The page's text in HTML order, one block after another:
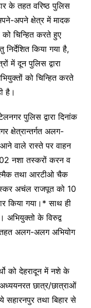
के तहत वरिष्ठ पुलिस
अपने क्षेत्र में मादक
को चिन्हित करते हुए
किया गया है,
में दून पुलिस द्वारा
को चिन्हित करते
है।
पुलिस द्वारा दिनांक
क्षेत्रान्तर्गत अलग-
वाले रास्ते पर वाहन
नशा तस्करों करन व
स्मैक तथा आरटीओ चैक
अचंल राजपूत को 10
किया गया।* साथ ही
अभियुक्तो के विरुद्व
अलग-अलग अभियोग
को देहरादून में नशे के
छात्र/छात्राओं
सहारनपुर तथा बिहार से